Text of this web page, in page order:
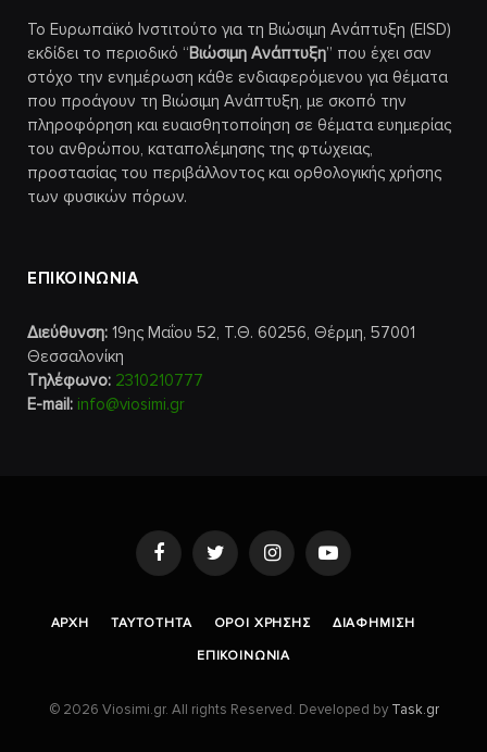
Το Ευρωπαϊκό Ινστιτούτο για τη Βιώσιμη Ανάπτυξη (EISD)
εκδίδει το περιοδικό “Βιώσιμη Ανάπτυξη” που έχει σαν
στόχο την ενημέρωση κάθε ενδιαφερόμενου για θέματα
που προάγουν τη Βιώσιμη Ανάπτυξη, με σκοπό την
πληροφόρηση και ευαισθητοποίηση σε θέματα ευημερίας
του ανθρώπου, καταπολέμησης της φτώχειας,
προστασίας του περιβάλλοντος και ορθολογικής χρήσης
των φυσικών πόρων.
ΕΠΙΚΟΙΝΩΝΙΑ
Διεύθυνση: 19ης Μαΐου 52, Τ.Θ. 60256, Θέρμη, 57001
Θεσσαλονίκη
Τηλέφωνο: 2310210777
E-mail: info@viosimi.gr
FacebookTwitter InstagramYouTube
AΡΧΉ ΤΑΥΤΌΤΗΤΑ ΌΡΟΙ ΧΡΉΣΗΣ
ΔΙΑΦΉΜΙΣΗ
ΕΠΙΚΟΙΝΩΝΊΑ
© 2026 Viosimi.gr. All rights Reserved. Developed by Task.gr